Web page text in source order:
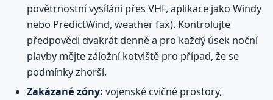
povětrnostní vysílání přes VHF, aplikace jako Windy
nebo PredictWind, weather fax). Kontrolujte
předpovědi dvakrát denně a pro každý úsek noční
plavby mějte záložní kotviště pro případ, že se
podmínky zhorší.
Zakázané zóny: vojenské cvičné prostory,